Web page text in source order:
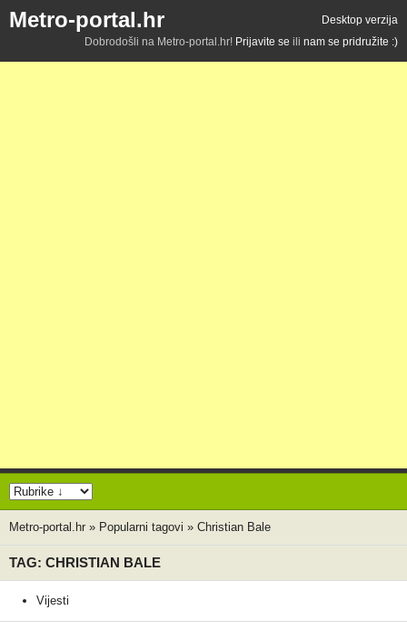
Metro-portal.hr
Desktop verzija
Dobrodošli na Metro-portal.hr! Prijavite se ili nam se pridružite :)
Metro-portal.hr » Popularni tagovi » Christian Bale
TAG: CHRISTIAN BALE
Vijesti